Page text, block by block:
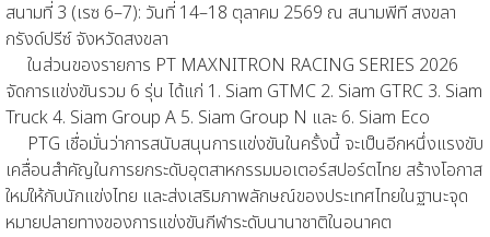
สนามที่ 3 (เรซ 6–7): วันที่ 14–18 ตุลาคม 2569 ณ สนามพีที สงขลา
กรังด์ปรีซ์ จังหวัดสงขลา
ในส่วนของรายการ PT MAXNITRON RACING SERIES 2026
จัดการแข่งขันรวม 6 รุ่น ได้แก่ 1. Siam GTMC 2. Siam GTRC 3. Siam
Truck 4. Siam Group A 5. Siam Group N และ 6. Siam Eco
PTG เชื่อมั่นว่าการสนับสนุนการแข่งขันในครั้งนี้ จะเป็นอีกหนึ่งแรงขับ
เคลื่อนสำคัญในการยกระดับอุตสาหกรรมมอเตอร์สปอร์ตไทย สร้างโอกาส
ใหม่ให้กับนักแข่งไทย และส่งเสริมภาพลักษณ์ของประเทศไทยในฐานะจุด
หมายปลายทางของการแข่งขันกีฬาระดับนานาชาติในอนาคต